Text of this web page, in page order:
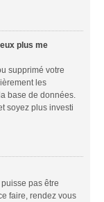
plus me
supprimé votre
les
base de données.
soyez plus investi
pas être
faire, rendez vous